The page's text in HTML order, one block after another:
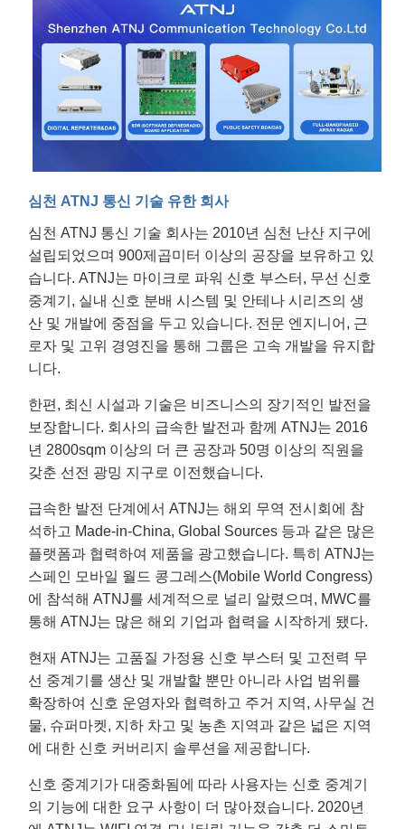
심천 ATNJ 통신 기술 유한 회사
심천 ATNJ 통신 기술 회사는 2010년 심천 난산 지구에
설립되었으며 900제곱미터 이상의 공장을 보유하고 있
습니다. ATNJ는 마이크로 파워 신호 부스터, 무선 신호
중계기, 실내 신호 분배 시스템 및 안테나 시리즈의 생
산 및 개발에 중점을 두고 있습니다. 전문 엔지니어, 근
로자 및 고위 경영진을 통해 그룹은 고속 개발을 유지합
니다.
한편, 최신 시설과 기술은 비즈니스의 장기적인 발전을
보장합니다. 회사의 급속한 발전과 함께 ATNJ는 2016
년 2800sqm 이상의 더 큰 공장과 50명 이상의 직원을
갖춘 선전 광밍 지구로 이전했습니다.
급속한 발전 단계에서 ATNJ는 해외 무역 전시회에 참
석하고 Made-in-China, Global Sources 등과 같은 많은
플랫폼과 협력하여 제품을 광고했습니다. 특히 ATNJ는
스페인 모바일 월드 콩그레스(Mobile World Congress)
에 참석해 ATNJ를 세계적으로 널리 알렸으며, MWC를
통해 ATNJ는 많은 해외 ​​기업과 협력을 시작하게 됐다.
현재 ATNJ는 고품질 가정용 신호 부스터 및 고전력 무
선 중계기를 생산 및 개발할 뿐만 아니라 사업 범위를
확장하여 신호 운영자와 협력하고 주거 지역, 사무실 건
물, 슈퍼마켓, 지하 차고 및 농촌 지역과 같은 넓은 지역
에 대한 신호 커버리지 솔루션을 제공합니다.
신호 중계기가 대중화됨에 따라 사용자는 신호 중계기
의 기능에 대한 요구 사항이 더 많아졌습니다. 2020년